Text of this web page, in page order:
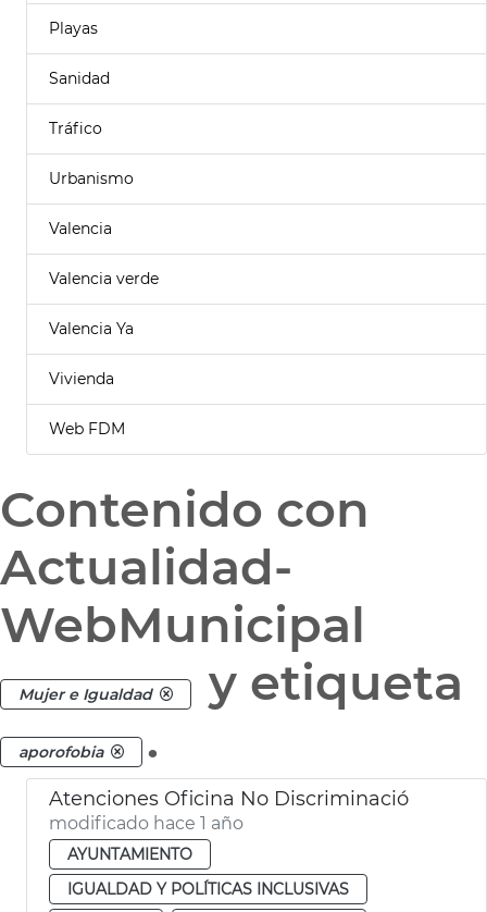
Playas
Sanidad
Tráfico
Urbanismo
Valencia
Valencia verde
Valencia Ya
Vivienda
Web FDM
Contenido con
Actualidad-
WebMunicipal
Mujer e Igualdad y etiqueta
aporofobia .
Atenciones Oficina No Discriminació
modificado hace 1 año
AYUNTAMIENTO
IGUALDAD Y POLÍTICAS INCLUSIVAS